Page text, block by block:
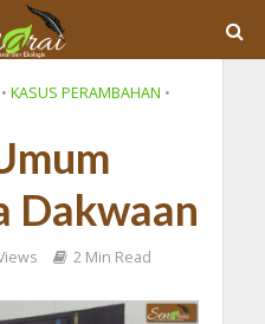
• KASUS PERAMBAHAN •
Dakwaan
2 Min Read